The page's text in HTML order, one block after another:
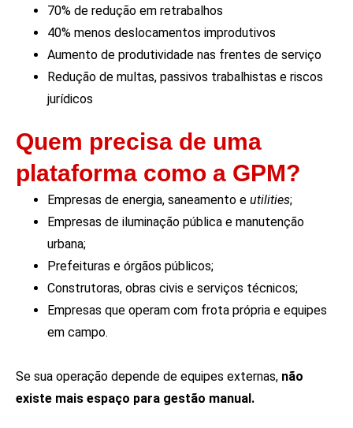
70% de redução em retrabalhos
40% menos deslocamentos improdutivos
Aumento de produtividade nas frentes de serviço
Redução de multas, passivos trabalhistas e riscos
jurídicos
Quem precisa de uma
plataforma como a GPM?
Empresas de energia, saneamento e utilities;
Empresas de iluminação pública e manutenção
urbana;
Prefeituras e órgãos públicos;
Construtoras, obras civis e serviços técnicos;
Empresas que operam com frota própria e equipes
em campo.
Se sua operação depende de equipes externas, não
existe mais espaço para gestão manual.